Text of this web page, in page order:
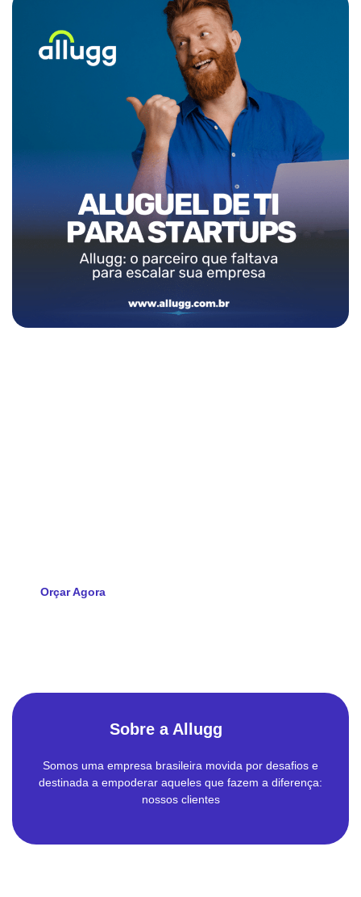
Orçar Agora
Sobre a Allugg
Somos uma empresa brasileira movida por desafios e
destinada a empoderar aqueles que fazem a diferença:
nossos clientes